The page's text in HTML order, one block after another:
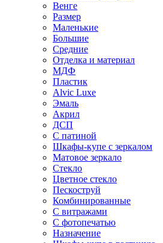
Венге
Размер
Маленькие
Большие
Средние
Отделка и материал
МДФ
Пластик
Alvic Luxe
Эмаль
Акрил
ДСП
С патиной
Шкафы-купе с зеркалом
Матовое зеркало
Стекло
Цветное стекло
Пескоструй
Комбинированные
С витражами
С фотопечатью
Назначение